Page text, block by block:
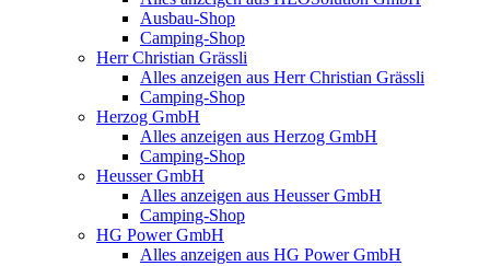
Ausbau-Shop
Camping-Shop
Herr Christian Grässli
Alles anzeigen aus Herr Christian Grässli
Camping-Shop
Herzog GmbH
Alles anzeigen aus Herzog GmbH
Camping-Shop
Heusser GmbH
Alles anzeigen aus Heusser GmbH
Camping-Shop
HG Power GmbH
Alles anzeigen aus HG Power GmbH